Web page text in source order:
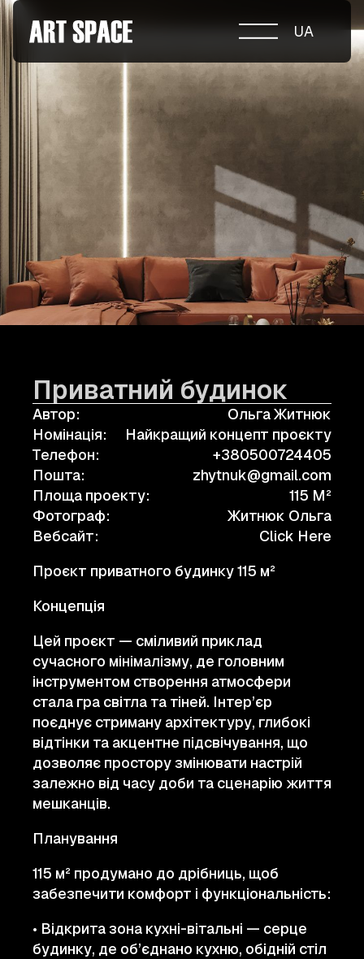
ПРО КОНКУРС
НОМІНАЦІЇ
ПРОЄКТИ 2026
ПАРТНЕРИ
НОМІНАНТИ 2025
ПЕРЕМОЖЦІ 2025
КОНТАКТИ
а.harusova@gmail.com
© 2025 Wmaax Studio
UA
Приватний будинок
Автор:
Ольга Житнюк
Номінація:
Найкращий концепт проєкту
Телефон:
+380500724405
Пошта:
zhytnuk@gmail.com
Площа проекту:
115 M²
Фотограф:
Житнюк Ольга
Вебсайт:
Click Here
Проєкт приватного будинку 115 м²
Концепція
Цей проєкт — сміливий приклад
сучасного мінімалізму, де головним
інструментом створення атмосфери
стала гра світла та тіней. Інтер’єр
поєднує стриману архітектуру, глибокі
відтінки та акцентне підсвічування, що
дозволяє простору змінювати настрій
залежно від часу доби та сценарію життя
мешканців.
Планування
115 м² продумано до дрібниць, щоб
забезпечити комфорт і функціональність:
• Відкрита зона кухні-вітальні — серце
будинку, де об’єднано кухню, обідній стіл